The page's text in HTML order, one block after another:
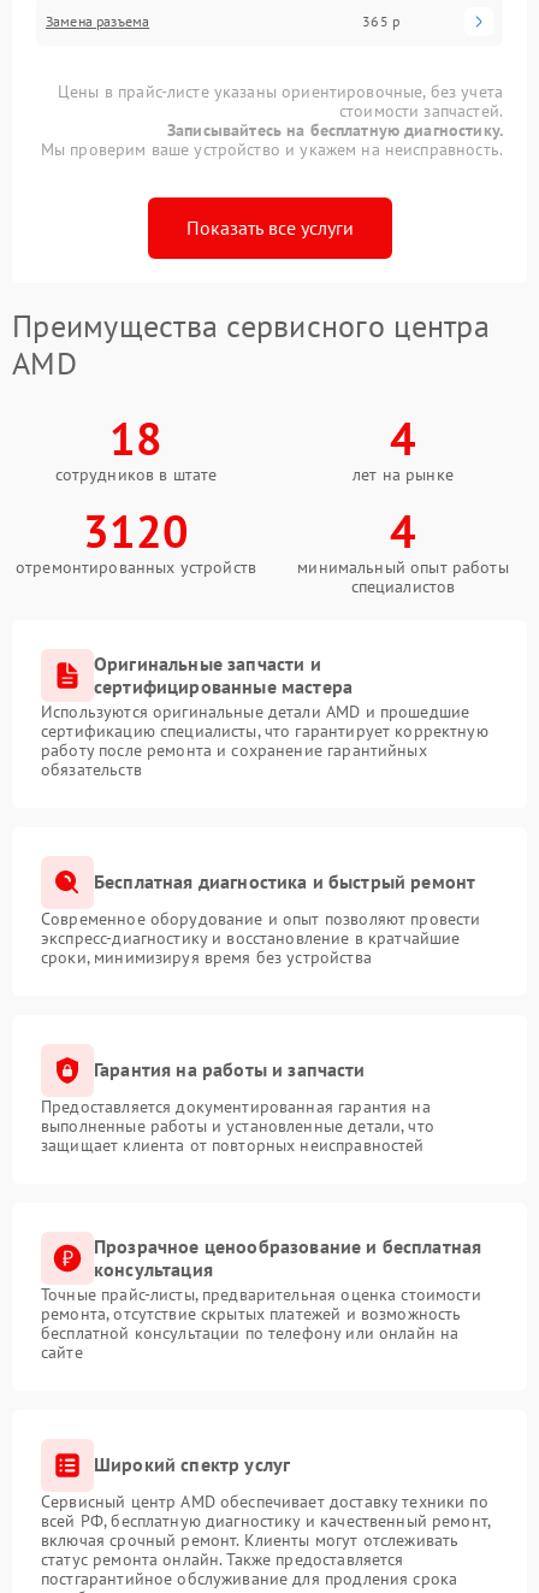
Замена разъема 365 р
Цены в прайс-листе указаны ориентировочные, без учета
стоимости запчастей.
Записывайтесь на бесплатную диагностику.
Мы проверим ваше устройство и укажем на неисправность.
Показать все услуги
Преимущества сервисного центра
AMD
18
сотрудников в штате
4
лет на рынке
3120
отремонтированных устройств
4
минимальный опыт работы
специалистов
Оригинальные запчасти и
сертифицированные мастера
Используются оригинальные детали AMD и прошедшие
сертификацию специалисты, что гарантирует корректную
работу после ремонта и сохранение гарантийных
обязательств
Бесплатная диагностика и быстрый ремонт
Современное оборудование и опыт позволяют провести
экспресс-диагностику и восстановление в кратчайшие
сроки, минимизируя время без устройства
Гарантия на работы и запчасти
Предоставляется документированная гарантия на
выполненные работы и установленные детали, что
защищает клиента от повторных неисправностей
Прозрачное ценообразование и бесплатная
консультация
Точные прайс-листы, предварительная оценка стоимости
ремонта, отсутствие скрытых платежей и возможность
бесплатной консультации по телефону или онлайн на
сайте
Широкий спектр услуг
Сервисный центр AMD обеспечивает доставку техники по
всей РФ, бесплатную диагностику и качественный ремонт,
включая срочный ремонт. Клиенты могут отслеживать
статус ремонта онлайн. Также предоставляется
постгарантийное обслуживание для продления срока